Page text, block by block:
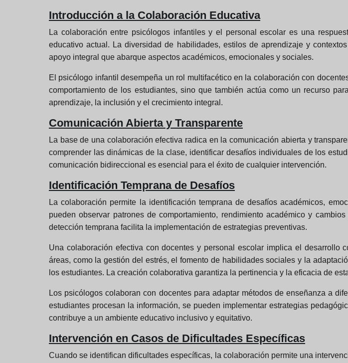
Introducción a la Colaboración Educativa
La colaboración entre psicólogos infantiles y el personal escolar es una
educativo actual. La diversidad de habilidades, estilos de aprendizaje y
apoyo integral que abarque aspectos académicos, emocionales y sociales.
El psicólogo infantil desempeña un rol multifacético en la colaboración con
comportamiento de los estudiantes, sino que también actúa como un recurso
aprendizaje, la inclusión y el crecimiento integral.
Comunicación Abierta y Transparente
La base de una colaboración efectiva radica en la comunicación abierta y
comprender las dinámicas de la clase, identificar desafíos individuales de los
comunicación bidireccional es esencial para el éxito de cualquier intervención.
Identificación Temprana de Desafíos
La colaboración permite la identificación temprana de desafíos académicos,
pueden observar patrones de comportamiento, rendimiento académico y
detección temprana facilita la implementación de estrategias preventivas.
Una colaboración efectiva con docentes y personal escolar implica el desarrollo
áreas, como la gestión del estrés, el fomento de habilidades sociales y la
los estudiantes. La creación colaborativa garantiza la pertinencia y la eficacia de
Los psicólogos colaboran con docentes para adaptar métodos de enseñanza a
estudiantes procesan la información, se pueden implementar estrategias
contribuye a un ambiente educativo inclusivo y equitativo.
Intervención en Casos de Dificultades Específicas
Cuando se identifican dificultades específicas, la colaboración permite una